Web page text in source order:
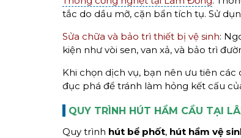
tắc do dầu mỡ, cặn bẩn tích tụ. Sử
Sửa chữa và bảo trì thiết bị vệ sinh:
kiện như vòi sen, van xả, và bảo trì
Khi chọn dịch vụ, bạn nên ưu tiên
đục phá để tránh làm hỏng kết cấu
QUY TRÌNH HÚT HẦM CẦU TẠI
Quy trình hút bể phốt, hút hầm vệ